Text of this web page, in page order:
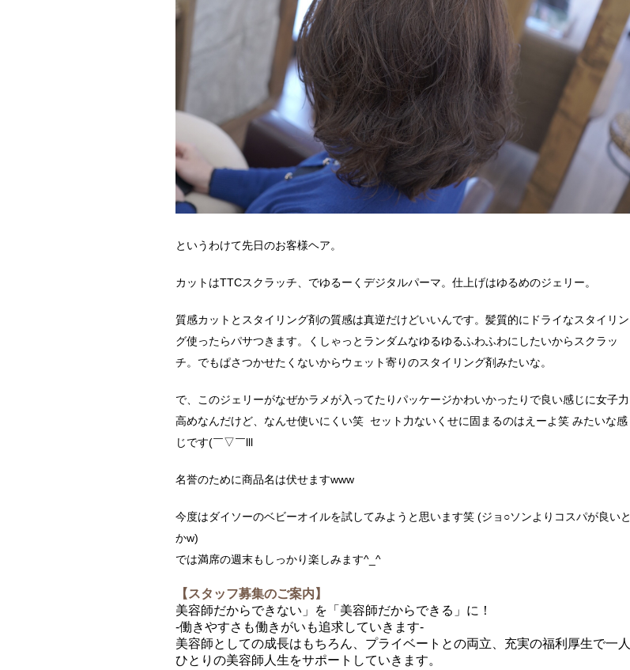
というわけて先日のお客様ヘア。
カットはTTCスクラッチ、でゆるーくデジタルパーマ。仕上げはゆるめのジェリー。
質感カットとスタイリング剤の質感は真逆だけどいいんです。髪質的にドライなスタイリン
グ使ったらパサつきます。くしゃっとランダムなゆるゆるふわふわにしたいからスクラッ
チ。でもぱさつかせたくないからウェット寄りのスタイリング剤みたいな。
で、このジェリーがなぜかラメが入ってたりパッケージかわいかったりで良い感じに女子力
高めなんだけど、なんせ使いにくい笑 セット力ないくせに固まるのはえーよ笑 みたいな感
じです(￣▽￣lll
名誉のために商品名は伏せますwww
今度はダイソーのベビーオイルを試してみようと思います笑 (ジョ○ソンよりコスパが良いと
かw)
では満席の週末もしっかり楽しみます^_^
【スタッフ募集のご案内】
美容師だからできない」を「美容師だからできる」に！
-働きやすさも働きがいも追求していきます-
美容師としての成長はもちろん、プライベートとの両立、充実の福利厚生で一人
ひとりの美容師人生をサポートしていきます。